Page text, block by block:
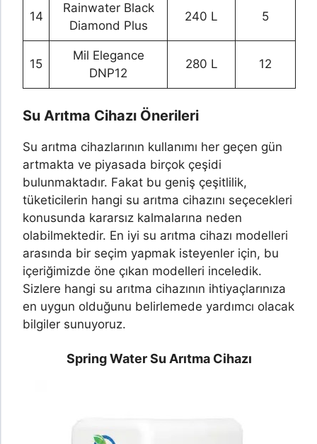
14
Rainwater Black
Diamond Plus
240 L 5
15
Mil Elegance
DNP12
280 L 12
Su Arıtma Cihazı Önerileri
Su arıtma cihazlarının kullanımı her geçen gün
artmakta ve piyasada birçok çeşidi
bulunmaktadır. Fakat bu geniş çeşitlilik,
tüketicilerin hangi su arıtma cihazını seçecekleri
konusunda kararsız kalmalarına neden
olabilmektedir. En iyi su arıtma cihazı modelleri
arasında bir seçim yapmak isteyenler için, bu
içeriğimizde öne çıkan modelleri inceledik.
Sizlere hangi su arıtma cihazının ihtiyaçlarınıza
en uygun olduğunu belirlemede yardımcı olacak
bilgiler sunuyoruz.
Spring Water Su Arıtma Cihazı